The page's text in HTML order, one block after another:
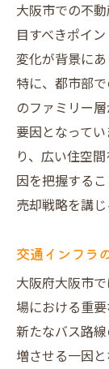
デジ
顧客
人口動
人口
高齢
若者
単身
国際
不動産売
リア
注目
人気
大阪市での不
目すべきポイ
変化が背景に
特に、都市部
のファミリー
要因となって
り、広い住空
因を把握する
売却戦略を講じ
交通インフラ
大阪府大阪市
場における重
新たなバス路
増させる一因